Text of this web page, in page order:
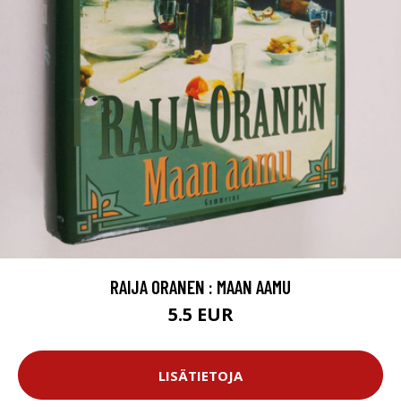
RAIJA ORANEN : MAAN AAMU
5.5 EUR
LISÄTIETOJA